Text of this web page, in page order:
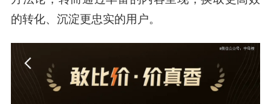
的转化、沉淀更忠实的用户。